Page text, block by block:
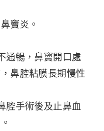
竇炎。
通暢，鼻竇開口處
鼻腔粘膜長期慢性
腔手術後及止鼻血